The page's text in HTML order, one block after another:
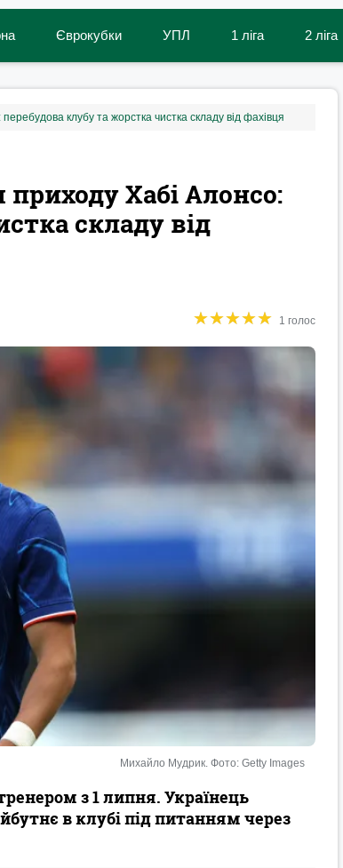
Єврокубки УПЛ 1 ліга 2 ліга
клубу та жорстка чистка складу від фахівця
Хабі Алонсо:
складу від
★★★★★
★★★★★ 1 голос
Михайло Мудрик. Фото: Getty Images
з 1 липня. Українець
в клубі під питанням через